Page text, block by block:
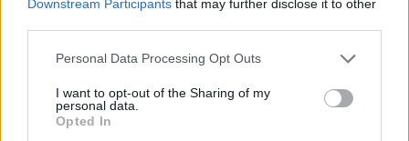
Downstream Participants that may further disclose it to other
Please note that this website/app uses one or more Google
not limited to your visit or usage behaviour. You may click to
grant or deny consent to Google and its third-party tags to
use your data for below specified purposes in below Google
Personal Data Processing Opt Outs
I want to opt-out of the Sharing of my
personal data.
Opted In
Η πρόεδρος της Δημοκρατίας, Κατερίνα
Σακελλαροπούλου